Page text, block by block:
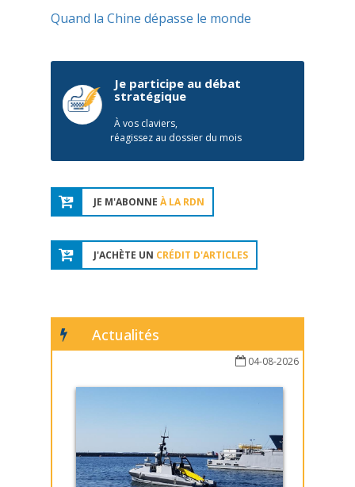
Quand la Chine dépasse le monde
Je participe au débat
stratégique
À vos claviers,
réagissez au dossier du mois
JE M'ABONNE À LA RDN
J'ACHÈTE UN CRÉDIT D'ARTICLES
Actualités
04-08-2026